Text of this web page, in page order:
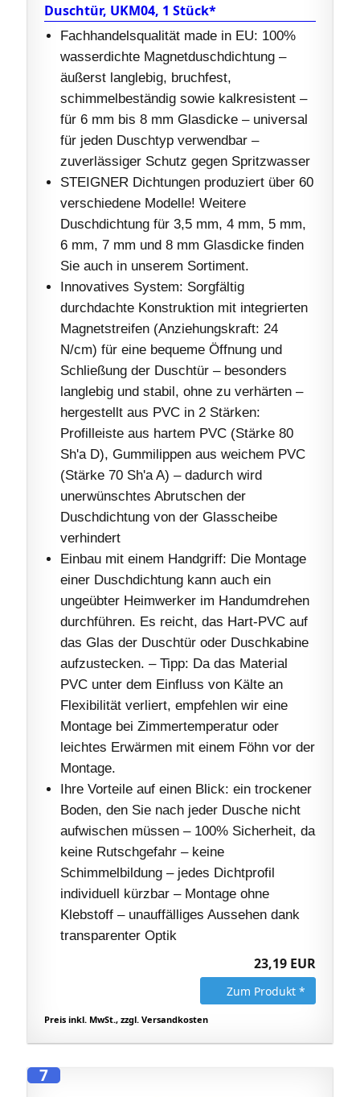
Duschtür, UKM04, 1 Stück*
Fachhandelsqualität made in EU: 100%
wasserdichte Magnetduschdichtung –
äußerst langlebig, bruchfest,
schimmelbeständig sowie kalkresistent –
für 6 mm bis 8 mm Glasdicke – universal
für jeden Duschtyp verwendbar –
zuverlässiger Schutz gegen Spritzwasser
STEIGNER Dichtungen produziert über 60
verschiedene Modelle! Weitere
Duschdichtung für 3,5 mm, 4 mm, 5 mm,
6 mm, 7 mm und 8 mm Glasdicke finden
Sie auch in unserem Sortiment.
Innovatives System: Sorgfältig
durchdachte Konstruktion mit integrierten
Magnetstreifen (Anziehungskraft: 24
N/cm) für eine bequeme Öffnung und
Schließung der Duschtür – besonders
langlebig und stabil, ohne zu verhärten –
hergestellt aus PVC in 2 Stärken:
Profilleiste aus hartem PVC (Stärke 80
Sh'a D), Gummilippen aus weichem PVC
(Stärke 70 Sh'a A) – dadurch wird
unerwünschtes Abrutschen der
Duschdichtung von der Glasscheibe
verhindert
Einbau mit einem Handgriff: Die Montage
einer Duschdichtung kann auch ein
ungeübter Heimwerker im Handumdrehen
durchführen. Es reicht, das Hart-PVC auf
das Glas der Duschtür oder Duschkabine
aufzustecken. – Tipp: Da das Material
PVC unter dem Einfluss von Kälte an
Flexibilität verliert, empfehlen wir eine
Montage bei Zimmertemperatur oder
leichtes Erwärmen mit einem Föhn vor der
Montage.
Ihre Vorteile auf einen Blick: ein trockener
Boden, den Sie nach jeder Dusche nicht
aufwischen müssen – 100% Sicherheit, da
keine Rutschgefahr – keine
Schimmelbildung – jedes Dichtprofil
individuell kürzbar – Montage ohne
Klebstoff – unauffälliges Aussehen dank
transparenter Optik
23,19 EUR
Zum Produkt *
Preis inkl. MwSt., zzgl. Versandkosten
7